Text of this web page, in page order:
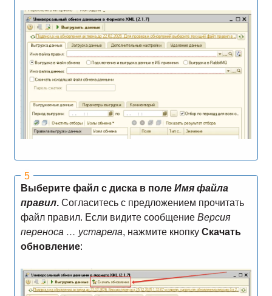
Выберите файл с диска в поле Имя файла
правил.Согласитесь с предложением прочитать
файл правил. Если видите сообщение Версия
переноса … устарела, нажмите кнопку Скачать
обновление: